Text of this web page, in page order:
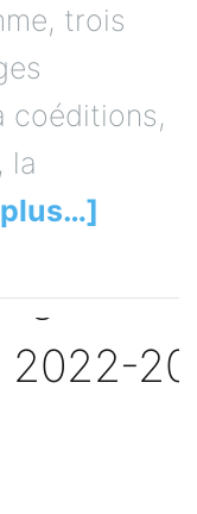
trois
coéditions,
la